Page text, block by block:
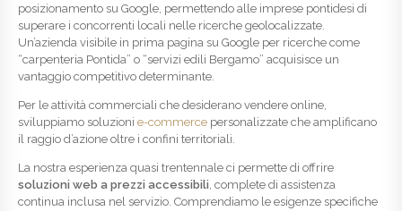
posizionamento su Google, permettendo alle imprese pontidesi di
superare i concorrenti locali nelle ricerche geolocalizzate.
Un’azienda visibile in prima pagina su Google per ricerche come
“carpenteria Pontida” o “servizi edili Bergamo” acquisisce un
vantaggio competitivo determinante.
Per le attività commerciali che desiderano vendere online,
sviluppiamo soluzioni e-commerce personalizzate che amplificano
il raggio d’azione oltre i confini territoriali.
La nostra esperienza quasi trentennale ci permette di offrire
soluzioni web a prezzi accessibili, complete di assistenza
continua inclusa nel servizio. Comprendiamo le esigenze specifiche